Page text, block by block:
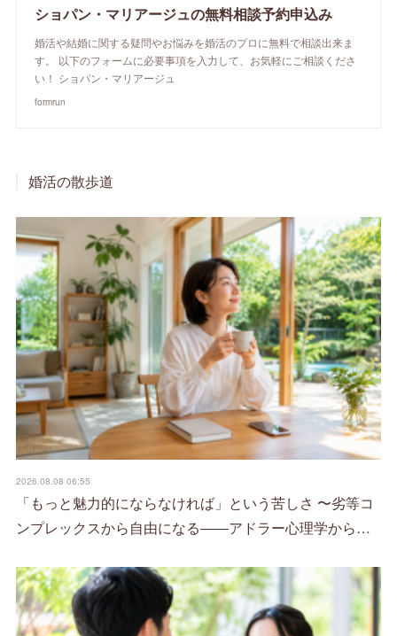
ショパン・マリアージュの無料相談予約申込み
婚活や結婚に関する疑問やお悩みを婚活のプロに無料で相談出来ま
す。 以下のフォームに必要事項を入力して、お気軽にご相談くださ
い！ ショパン・マリアージュ
formrun
婚活の散歩道
2026.08.08 06:55
「もっと魅力的にならなければ」という苦しさ 〜劣等コ
ンプレックスから自由になる――アドラー心理学から…